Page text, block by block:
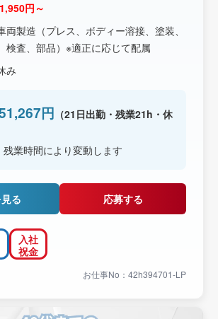
円～
両製造（プレス、ボディー溶接、塗装、
検査、部品）※適正に応じて配属
み
円 （21日出勤・残業21h・休
業時間により変動します
る 応募する
入社
祝金
お仕事No：42h394701-LP